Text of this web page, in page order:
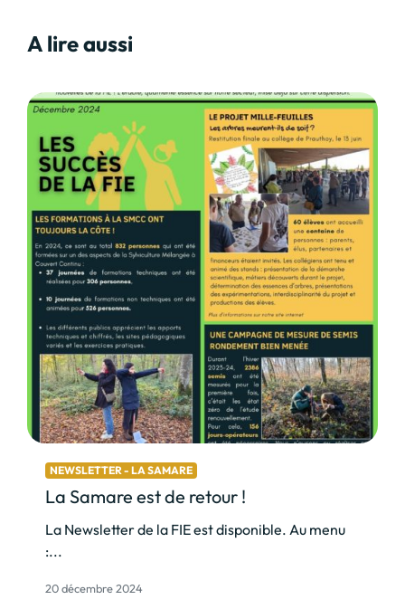
A lire aussi
NEWSLETTER - LA SAMARE
La Samare est de retour !
La Newsletter de la FIE est disponible. Au menu
:...
20 décembre 2024